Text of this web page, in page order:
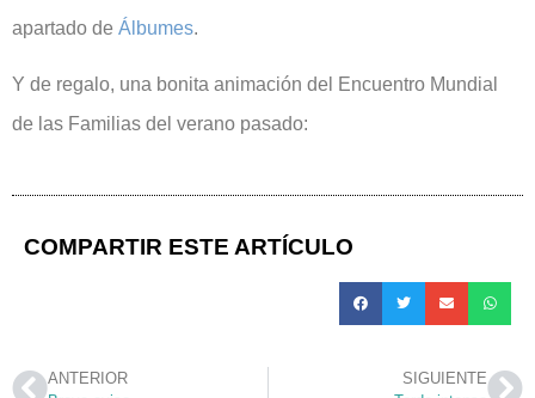
apartado de Álbumes.
Y de regalo, una bonita animación del Encuentro Mundial
de las Familias del verano pasado:
COMPARTIR ESTE ARTÍCULO
ANTERIOR
SIGUIENTE